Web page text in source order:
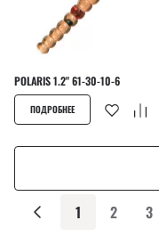
POLARIS 1.2" 61-30-10-6
ПОДРОБНЕЕ
1 2 3